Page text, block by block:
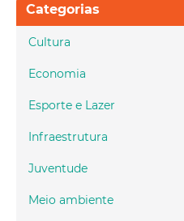
Categorias
Cultura
Economia
Esporte e Lazer
Infraestrutura
Juventude
Meio ambiente